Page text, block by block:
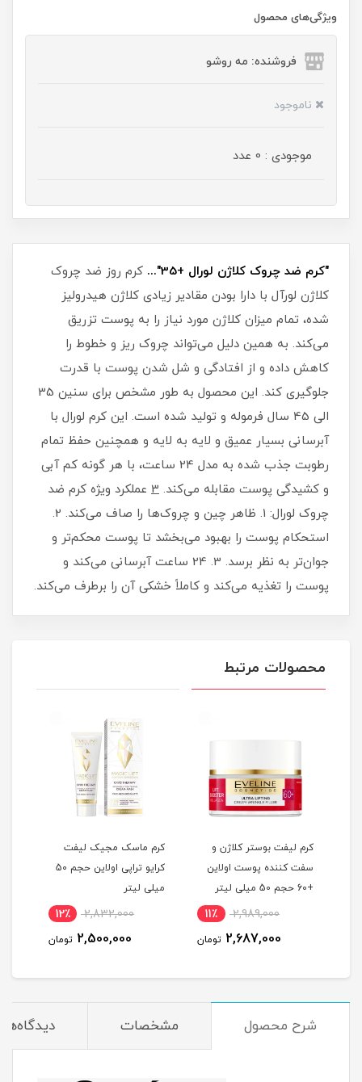
ویژگی‌های محصول
فروشنده: مه رو‌شو
ناموجود
موجودی : 0 عدد
"کرم ضد چروک کلاژن لورال +35"...
کرم روز ضد چروک
کلاژن لورآل با دارا بودن مقادیر زیادی کلاژن هیدرولیز
شده، تمام میزان کلاژن مورد نیاز را به پوست تزریق
می‌کند. به همین دلیل می‌تواند چروک ریز و خطوط را
کاهش داده و از افتادگی و شل شدن پوست با قدرت
جلوگیری کند. این محصول به طور مشخص برای سنین 35
الی 45 سال فرموله و تولید شده است. این کرم لورال با
آبرسانی بسیار عمیق و لایه به لایه و همچنین حفظ تمام
رطوبت جذب شده به مدل 24 ساعت، با هر گونه کم آبی
و کشیدگی پوست مقابله می‌کند. 3 عملکرد ویژه کرم ضد
چروک لورال: 1. ظاهر چین و چروک‌ها را صاف می‌کند. 2.
استحکام پوست را بهبود می‌بخشد تا پوست محکم‌تر و
جوان‌تر به نظر برسد. 3. 24 ساعت آبرسانی می‌کند و
پوست را تغذیه می‌کند و کاملاً خشکی آن را برطرف می‌کند.
محصولات مرتبط
کرم لیفت بوستر کلاژن و
سفت کننده پوست اولاین
+60 حجم 50 میلی لیتر
2,989,000 11٪
2,687,000 تومان
کرم ماسک مجیک لیفت
کرایو تراپی اولاین حجم 50
میلی لیتر
2,832,000 12٪
2,500,000 تومان
شرح محصول مشخصات دیدگاه‌ها